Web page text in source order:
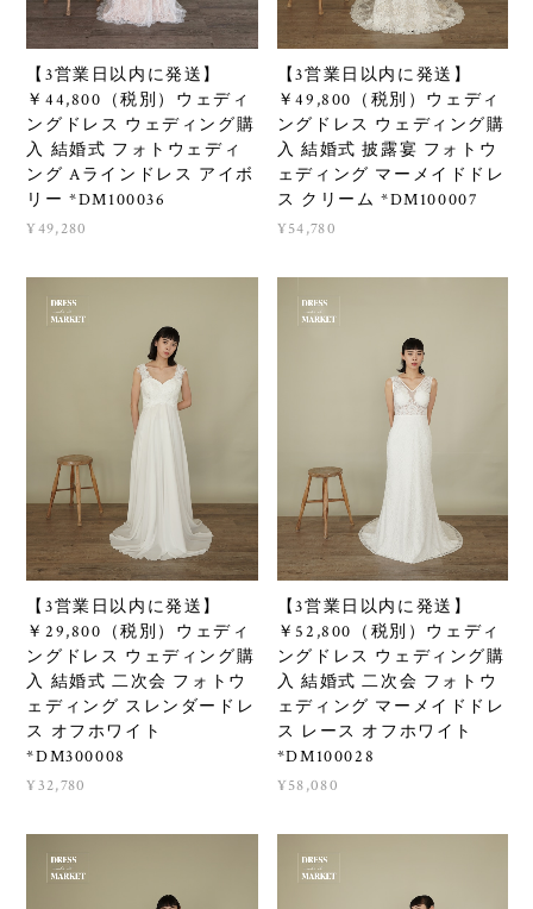
【3営業日以内に発送】
￥44,800（税別）ウェディ
ングドレス ウェディング購
入 結婚式 フォトウェディ
ング Aラインドレス アイボ
リー *DM100036
¥49,280
【3営業日以内に発送】
￥49,800（税別）ウェディ
ングドレス ウェディング購
入 結婚式 披露宴 フォトウ
ェディング マーメイドドレ
ス クリーム *DM100007
¥54,780
【3営業日以内に発送】
￥29,800（税別）ウェディ
ングドレス ウェディング購
入 結婚式 二次会 フォトウ
ェディング スレンダードレ
ス オフホワイト
*DM300008
¥32,780
【3営業日以内に発送】
￥52,800（税別）ウェディ
ングドレス ウェディング購
入 結婚式 二次会 フォトウ
ェディング マーメイドドレ
ス レース オフホワイト
*DM100028
¥58,080